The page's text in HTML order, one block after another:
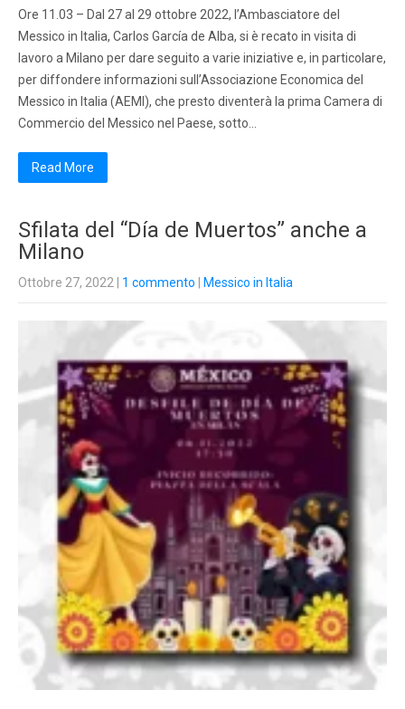
Ore 11.03 – Dal 27 al 29 ottobre 2022, l’Ambasciatore del
Messico in Italia, Carlos García de Alba, si è recato in visita di
lavoro a Milano per dare seguito a varie iniziative e, in particolare,
per diffondere informazioni sull’Associazione Economica del
Messico in Italia (AEMI), che presto diventerà la prima Camera di
Commercio del Messico nel Paese, sotto…
Read More
Sfilata del “Día de Muertos” anche a
Milano
Ottobre 27, 2022 1 commento Messico in Italia